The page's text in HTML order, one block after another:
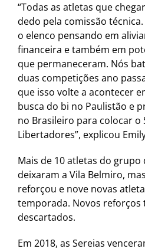
“Todas as atletas que
dedo pela comissão
o elenco pensando em
financeira e também em
que permaneceram. Nós
duas competições ano
que isso volte a acontecer
busca do bi no Paulistão e
no Brasileiro para colocar o
Libertadores”, explicou
Mais de 10 atletas do grupo
deixaram a Vila Belmiro,
reforçou e nove novas
temporada. Novos reforços
descartados.
Em 2018, as Sereias